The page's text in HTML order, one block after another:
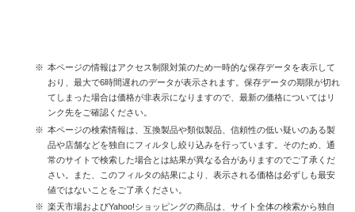
本ページの情報はアクセス制限対策のため一時的な保存データを表示して
おり、最大で6時間遅れのデータが表示されます。保存データの期限が切れ
てしまった場合は価格が非表示になりますので、最新の価格についてはリ
ンク先をご確認ください。
本ページの検索情報は、互換製品や類似製品、信頼性の低い疑いのある製
品や店舗などを独自にフィルタし絞り込みを行っています。そのため、通
常のサイトで検索した場合とは結果が異なる合がありますのでご了承くだ
さい。また、このフィルタの結果により、表示される価格は必ずしも最安
値ではないことをご了承ください。
楽天市場およびYahoo!ショッピングの商品は、サイト全体の検索から独自